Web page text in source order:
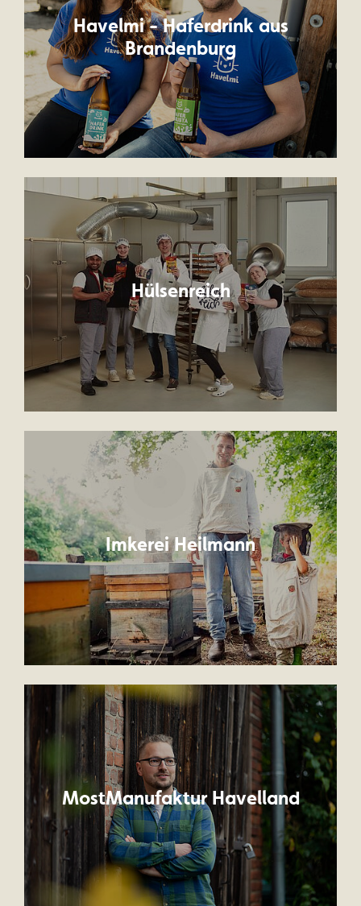
Havelmi - Haferdrink aus
Brandenburg
Hülsenreich
Imkerei Heilmann
MostManufaktur Havelland